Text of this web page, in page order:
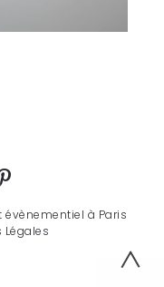
évènementiel à Paris
Légales